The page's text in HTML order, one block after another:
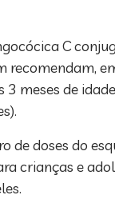
C
recomendam,
meses de
de doses do
crianças e